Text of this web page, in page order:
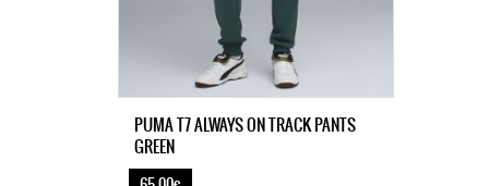
PUMA T7 ALWAYS ON TRACK PANTS
GREEN